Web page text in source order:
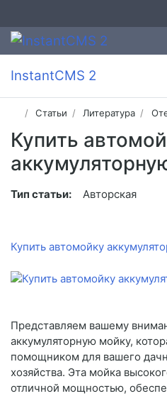
InstantCMS 2
Статьи Литература
Купить
Тип статьи: Авторская
Купить автомойку
Представляем вашему
аккумуляторную мойку,
помощником для вашего
хозяйства. Эта мойка
отличной мощностью,